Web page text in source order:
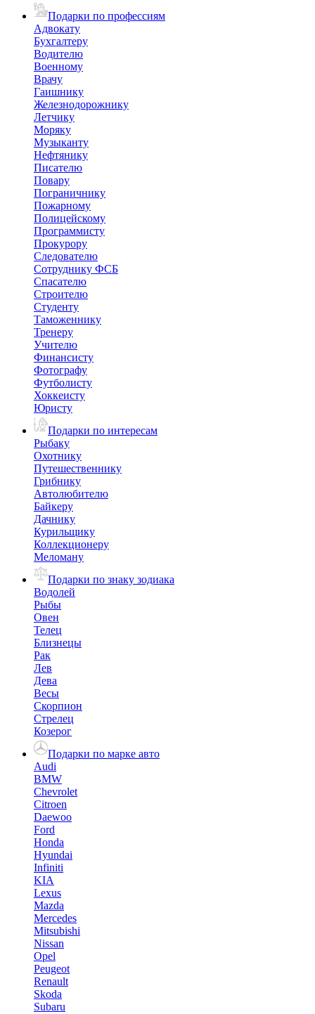
Подарки по профессиям
Адвокату
Бухгалтеру
Водителю
Военному
Врачу
Гаишнику
Железнодорожнику
Летчику
Моряку
Музыканту
Нефтянику
Писателю
Повару
Пограничнику
Пожарному
Полицейскому
Программисту
Прокурору
Следователю
Сотруднику ФСБ
Спасателю
Строителю
Студенту
Таможеннику
Тренеру
Учителю
Финансисту
Фотографу
Футболисту
Хоккеисту
Юристу
Подарки по интересам
Рыбаку
Охотнику
Путешественнику
Грибнику
Автолюбителю
Байкеру
Дачнику
Курильщику
Коллекционеру
Меломану
Подарки по знаку зодиака
Водолей
Рыбы
Овен
Телец
Близнецы
Рак
Лев
Дева
Весы
Скорпион
Стрелец
Козерог
Подарки по марке авто
Audi
BMW
Chevrolet
Citroen
Daewoo
Ford
Honda
Hyundai
Infiniti
KIA
Lexus
Mazda
Mercedes
Mitsubishi
Nissan
Opel
Peugeot
Renault
Skoda
Subaru